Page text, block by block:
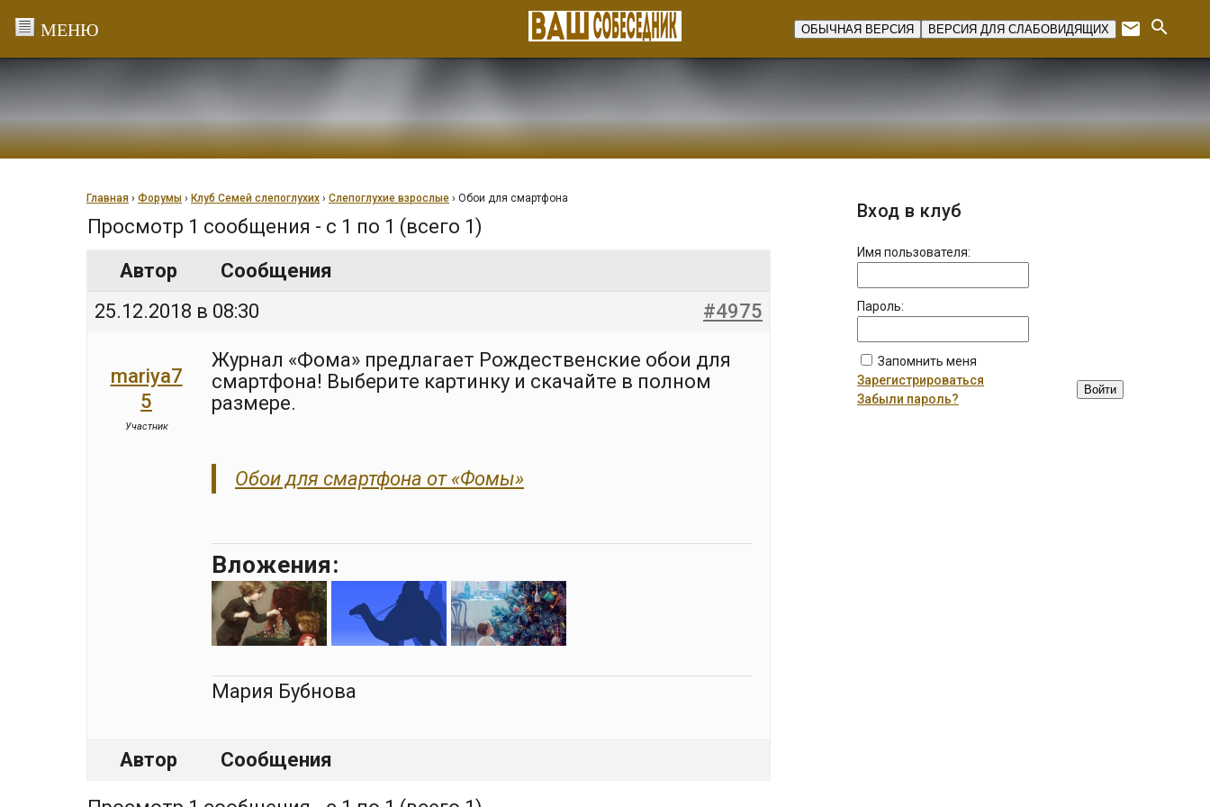
ОБЫЧНАЯ ВЕРСИЯ ВЕРСИЯ ДЛЯ СЛАБОВИДЯЩИХ email search
Главная › Форумы › Клуб Семей слепоглухих › Слепоглухие взрослые › Обои для смартфона
Просмотр 1 сообщения - с 1 по 1 (всего 1)
Автор
Сообщения
25.12.2018 в 08:30
#4975
mariya7
5
Участник
Журнал «Фома» предлагает Рождественские обои для
смартфона! Выберите картинку и скачайте в полном
размере.
Обои для смартфона от «Фомы»
Вложения:
Мария Бубнова
Автор Сообщения
Вход в клуб
Имя пользователя:
Пароль:
Запомнить меня
Войти
Зарегистрироваться
Забыли пароль?